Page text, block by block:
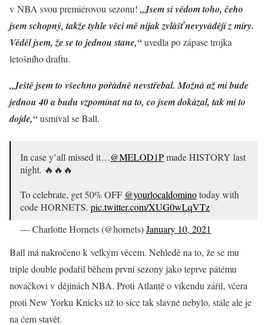
v NBA svou premiérovou sezonu! „Jsem si vědom toho, čeho
jsem schopný, takže tyhle věci mě nijak zvlášť nevyvádějí z míry.
Věděl jsem, že se to jednou stane,“uvedla po zápase trojka
letošního draftu.
„Ještě jsem to všechno pořádně nevstřebal. Možná až mi bude
jednou 40 a budu vzpomínat na to, co jsem dokázal, tak mi to
dojde,“usmíval se Ball.
In case y’all missed it…@MELOD1Pmade HISTORY last
night. 🔥🔥🔥
To celebrate, get 50% OFF @yourlocaldominotoday with
code HORNETS. pic.twitter.com/XUG0wLqVTz
— Charlotte Hornets (@hornets)January 10, 2021
Ball má nakročeno k velkým věcem. Nehledě na to, že se mu
triple double podařil během první sezony jako teprve pátému
nováčkovi v dějinách NBA. Proti Atlantě o víkendu zářil, včera
proti New Yorku Knicks už to sice tak slavné nebylo, stále ale je
na čem stavět.